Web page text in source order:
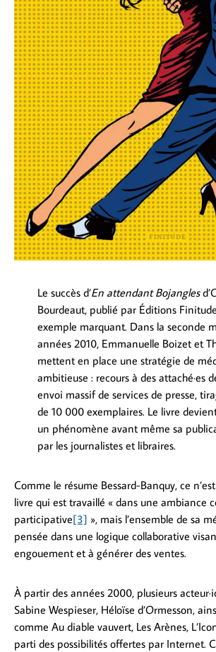
Le succès d’En attendant Bojangles
Bourdeaut, publié par Éditions
exemple marquant. Dans la seconde
années 2010, Emmanuelle Boizet et
mettent en place une stratégie de
ambitieuse : recours à des attaché·es
envoi massif de services de presse,
de 10 000 exemplaires. Le livre
un phénomène avant même sa
par les journalistes et libraires.
Comme le résume Bessard-Banquy, ce
livre qui est travaillé « dans une ambiance
participative[3] », mais l’ensemble de sa
pensée dans une logique collaborative
engouement et à générer des ventes.
À partir des années 2000, plusieurs
Sabine Wespieser, Héloïse d’Ormesson,
comme Au diable vauvert, Les Arènes,
parti des possibilités offertes par Internet.